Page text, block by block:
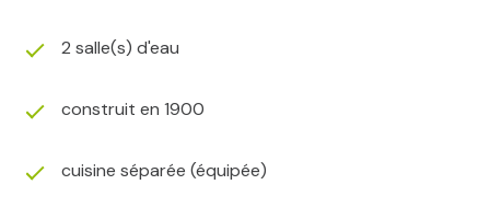
2 salle(s) d'eau
construit en 1900
cuisine séparée (équipée)